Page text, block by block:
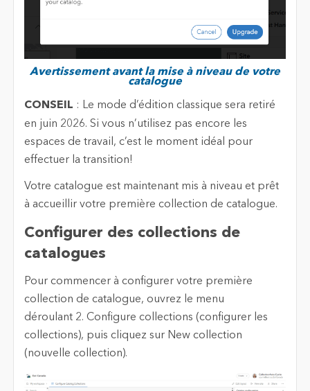
Avertissement avant la mise à niveau de votre
catalogue
CONSEIL : Le mode d’édition classique sera retiré
en juin 2026. Si vous n’utilisez pas encore les
espaces de travail, c’est le moment idéal pour
effectuer la transition!
Votre catalogue est maintenant mis à niveau et prêt
à accueillir votre première collection de catalogue.
Configurer des collections de
catalogues
Pour commencer à configurer votre première
collection de catalogue, ouvrez le menu
déroulant 2. Configure collections (configurer les
collections), puis cliquez sur New collection
(nouvelle collection).